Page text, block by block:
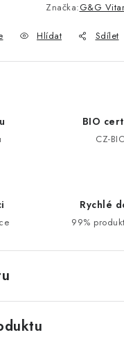
Značka:G&G
Hlídat Sdílet
BIO
CZ-
Rychlé
99%